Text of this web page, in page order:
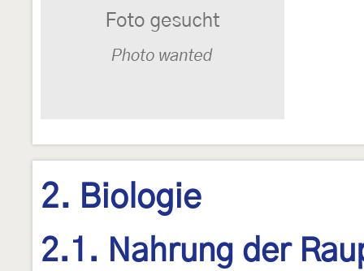
2. Biologie
2.1. Nahrung der